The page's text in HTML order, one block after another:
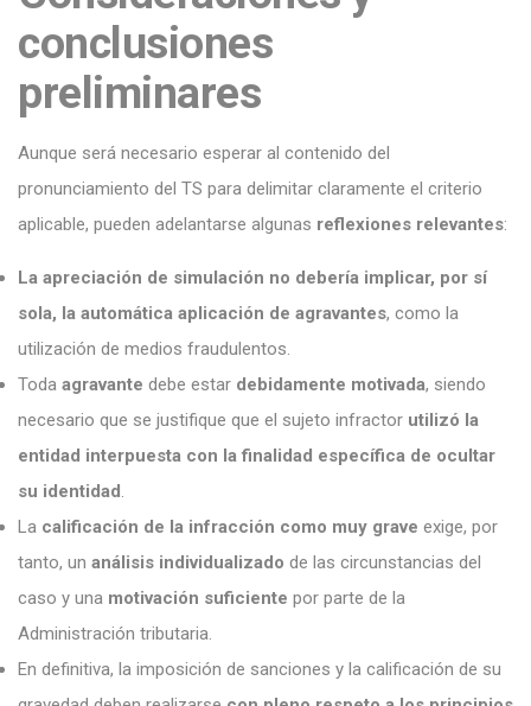
conclusiones
preliminares
Aunque será necesario esperar al contenido del
pronunciamiento del TS para delimitar claramente el criterio
aplicable, pueden adelantarse algunas reflexiones relevantes:
La apreciación de simulación no debería implicar, por sí
sola, la automática aplicación de agravantes, como la
utilización de medios fraudulentos.
Toda agravante debe estar debidamente motivada, siendo
necesario que se justifique que el sujeto infractor utilizó la
entidad interpuesta con la finalidad específica de ocultar
su identidad.
La calificación de la infracción como muy grave exige, por
tanto, un análisis individualizado de las circunstancias del
caso y una motivación suficiente por parte de la
Administración tributaria.
En definitiva, la imposición de sanciones y la calificación de su